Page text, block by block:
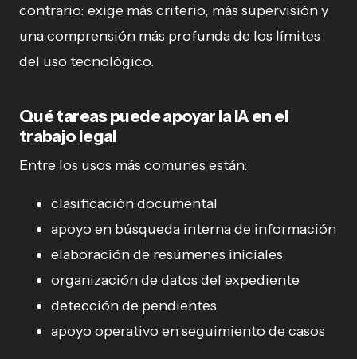
contrario: exige más criterio, más supervisión y
una comprensión más profunda de los límites
del uso tecnológico.
Qué tareas puede apoyar la IA en el
trabajo legal
Entre los usos más comunes están:
clasificación documental
apoyo en búsqueda interna de información
elaboración de resúmenes iniciales
organización de datos del expediente
detección de pendientes
apoyo operativo en seguimiento de casos